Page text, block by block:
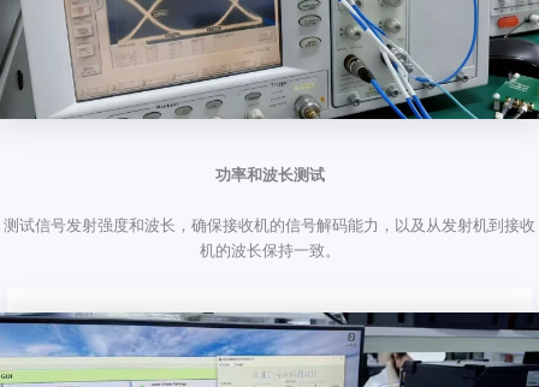
功率和波长测试
测试信号发射强度和波长，确保接收机的信号解码能力，以及从发射机到接收
机的波长保持一致。